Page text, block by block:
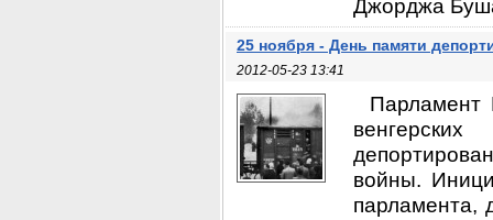
Джорджа
25 ноября - День памяти
2012-05-23 13:41
Парламент
войны.
парламента,